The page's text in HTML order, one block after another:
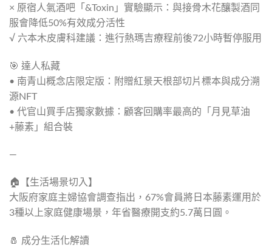
× 原宿人氣酒吧「&Toxin」實驗顯示：與接骨木花釀製酒同
服會降低50%有效成分活性
√ 六本木皮膚科建議：進行熱瑪吉療程前後72小時暫停服用
🎯 達人私藏
• 南青山概念店限定版：附贈紅景天根部切片標本與成分溯
源NFT
• 代官山買手店獨家數據：顧客回購率最高的「月見草油
+藤素」組合裝
—
🏠【生活場景切入】
大阪府家庭主婦協會調查指出，67%會員將日本藤素運用於
3種以上家庭健康場景，年省醫療開支約5.7萬日圓。
🧂 成分生活化解讀